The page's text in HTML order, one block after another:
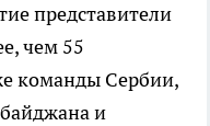
представители
чем 55
команды Сербии,
и